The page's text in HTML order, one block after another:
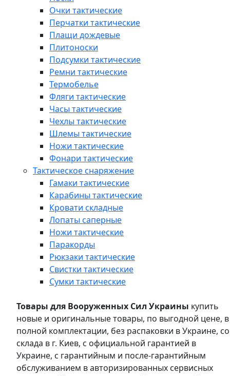
Очки тактические
Перчатки тактические
Плащи дождевые
Плитоноски
Подсумки тактические
Ремни тактические
Термобелье
Фляги тактические
Часы тактические
Чехлы тактические
Шлемы тактические
Ножи тактические
Фонари тактические
Тактическое снаряжение
Гамаки тактические
Карабины тактические
Кровати складные
Лопаты саперные
Ножи тактические
Паракорды
Рюкзаки тактические
Свистки тактические
Сумки тактические
Товары для Вооруженных Сил Украины купить
новые и оригинальные товары, по выгодной цене, в
полной комплектации, без распаковки в Украине, со
склада в г. Киев, с официальной гарантией в
Украине, с гарантийным и после-гарантийным
обслуживанием в авторизированных сервисных